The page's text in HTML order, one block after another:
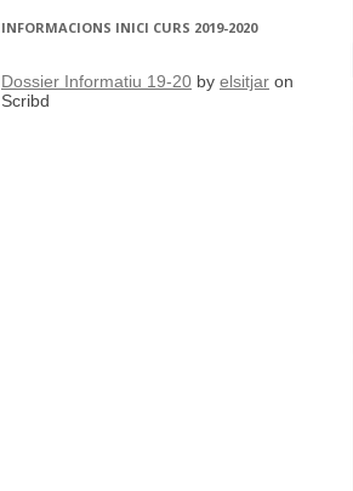
INFORMACIONS INICI CURS 2019-2020
Dossier Informatiu 19-20 by elsitjar on
Scribd